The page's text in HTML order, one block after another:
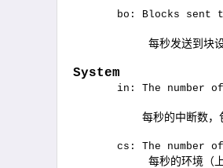
bo: Blocks sent
每秒发送到块
System
in: The number
每秒的中断数，
cs: The number
每秒的环境（